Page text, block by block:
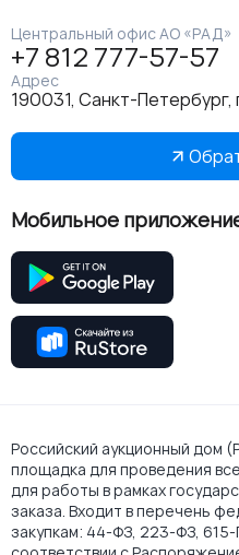
Центральный офис АО «РАД»
+7 812 777-57-57
Адрес
190031, Санкт-Петербург,
Мобильное
Российский аукционный дом
площадка для проведения
для работы в рамках
заказа. Входит в перечень
закупкам: 44-ФЗ, 223-ФЗ,